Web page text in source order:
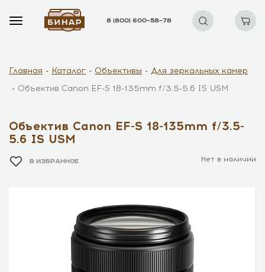
8 (800) 600–58–78
Главная Каталог Объективы
Для зеркальных камер
Объектив Canon EF-S 18-135mm f/3.5-5.6 IS USM
Объектив Canon EF-S 18-135mm f/3.5-
5.6 IS USM
В ИЗБРАННОЕ Нет в наличии